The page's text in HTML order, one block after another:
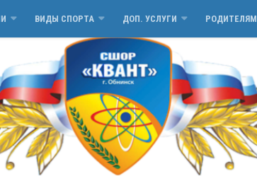
ВИДЫ СПОРТА ДОП. УСЛУГИ РОДИТЕЛЯМ